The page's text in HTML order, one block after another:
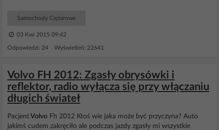
Samochody Ciężarowe
03 Kwi 2015 09:42
Odpowiedzi: 24 Wyświetleń: 22641
Volvo FH 2012: Zgasły obrysówki i
reflektor, radio wyłącza się przy włączaniu
długich świateł
PacjentVolvo Fh 2012 Ktoś wie jaka może być przyczyna? Auto
jakimś cudem zakręciło ale podczas jazdy zgasły mi wszystkie